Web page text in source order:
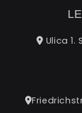
Ulica 1.